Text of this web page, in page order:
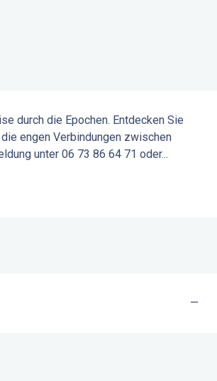
durch die Epochen. Entdecken Sie
engen Verbindungen zwischen
unter 06 73 86 64 71 oder...
—